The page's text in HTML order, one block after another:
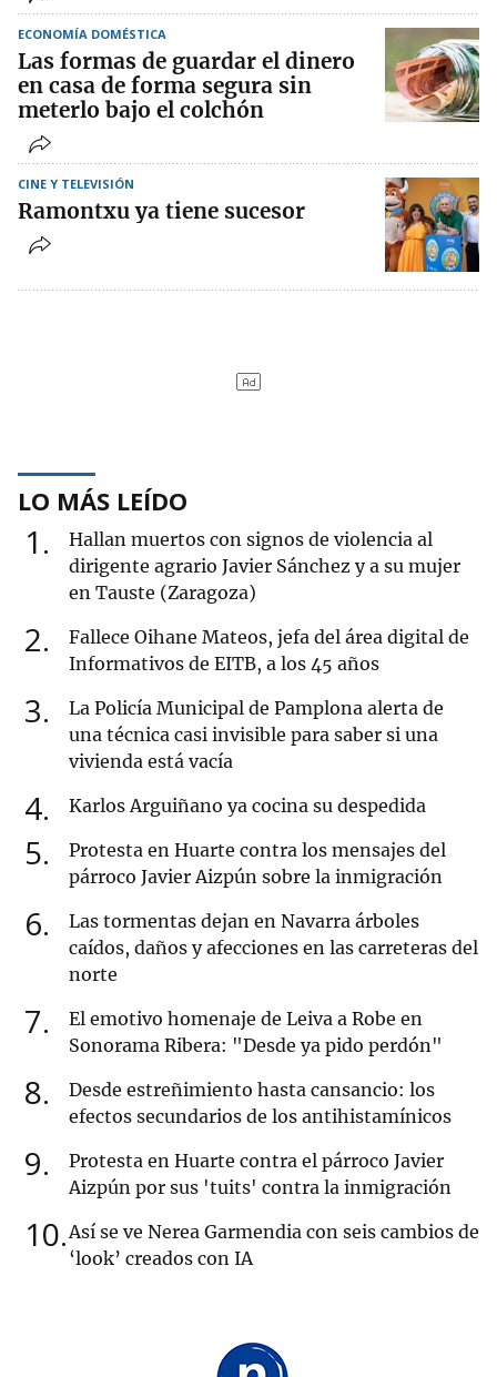
ECONOMÍA DOMÉSTICA
Las formas de guardar el dinero
en casa de forma segura sin
meterlo bajo el colchón
CINE Y TELEVISIÓN
Ramontxu ya tiene sucesor
LO MÁS LEÍDO
1
Hallan muertos con signos de violencia al
dirigente agrario Javier Sánchez y a su mujer
en Tauste (Zaragoza)
2
Fallece Oihane Mateos, jefa del área digital de
Informativos de EITB, a los 45 años
3
La Policía Municipal de Pamplona alerta de
una técnica casi invisible para saber si una
vivienda está vacía
4 Karlos Arguiñano ya cocina su despedida
5
Protesta en Huarte contra los mensajes del
párroco Javier Aizpún sobre la inmigración
6
Las tormentas dejan en Navarra árboles
caídos, daños y afecciones en las carreteras del
norte
7
El emotivo homenaje de Leiva a Robe en
Sonorama Ribera: "Desde ya pido perdón"
8
Desde estreñimiento hasta cansancio: los
efectos secundarios de los antihistamínicos
9
Protesta en Huarte contra el párroco Javier
Aizpún por sus 'tuits' contra la inmigración
10 Así se ve Nerea Garmendia con seis cambios de
‘look’ creados con IA